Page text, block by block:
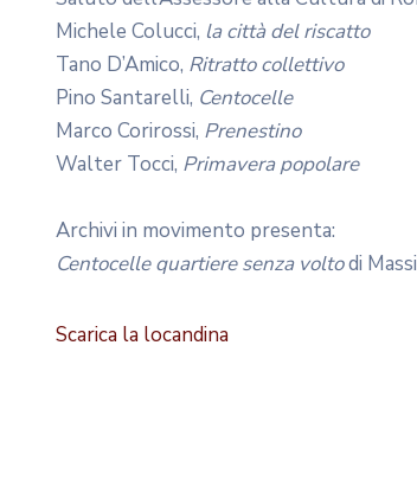
Michele Colucci, la città del riscatto
Tano D’Amico, Ritratto collettivo
Pino Santarelli, Centocelle
Marco Corirossi, Prenestino
Walter Tocci, Primavera popolare
Archivi in movimento presenta:
Centocelle quartiere senza voltodi
Scarica la locandina